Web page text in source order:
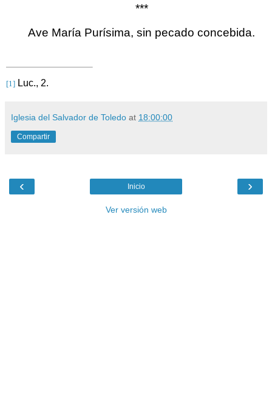
***
Ave María Purísima, sin pecado concebida.
[1] Luc., 2.
Iglesia del Salvador de Toledo at 18:00:00
Compartir
‹ ›
Inicio
Ver versión web